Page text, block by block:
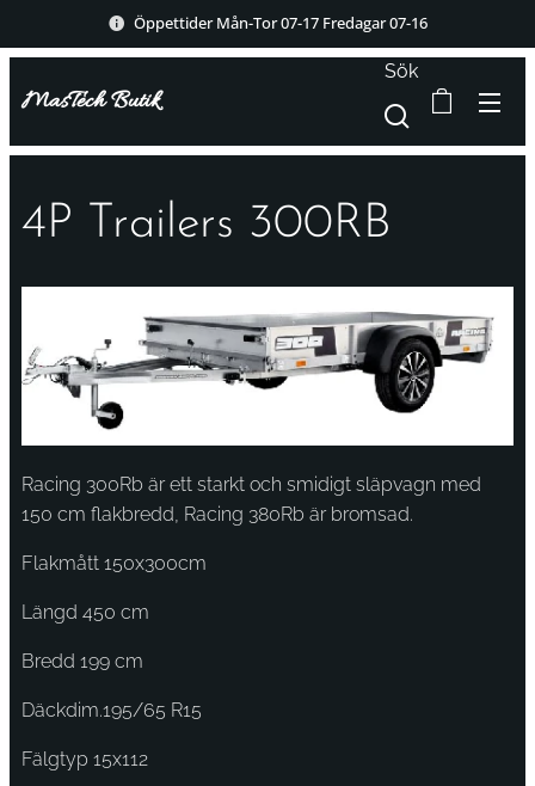
Öppettider Mån-Tor 07-17 Fredagar 07-16
MasTech Butik
Sök
4P Trailers 300RB
Racing 300Rb är ett starkt och smidigt släpvagn med
150 cm flakbredd, Racing 380Rb är bromsad.
Flakmått 150x300cm
Längd 450 cm
Bredd 199 cm
Däckdim.195/65 R15
Fälgtyp 15x112